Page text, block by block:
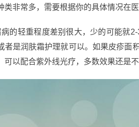
类非常多，需要根据你的具体情况在
的轻重程度差别很大，少的可能就
者是润肤霜护理就可以。如果皮疹面
可以配合紫外线光疗，多数效果还是